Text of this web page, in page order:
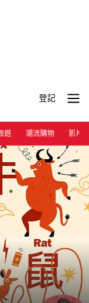
登記
遊 潮流購物 影片